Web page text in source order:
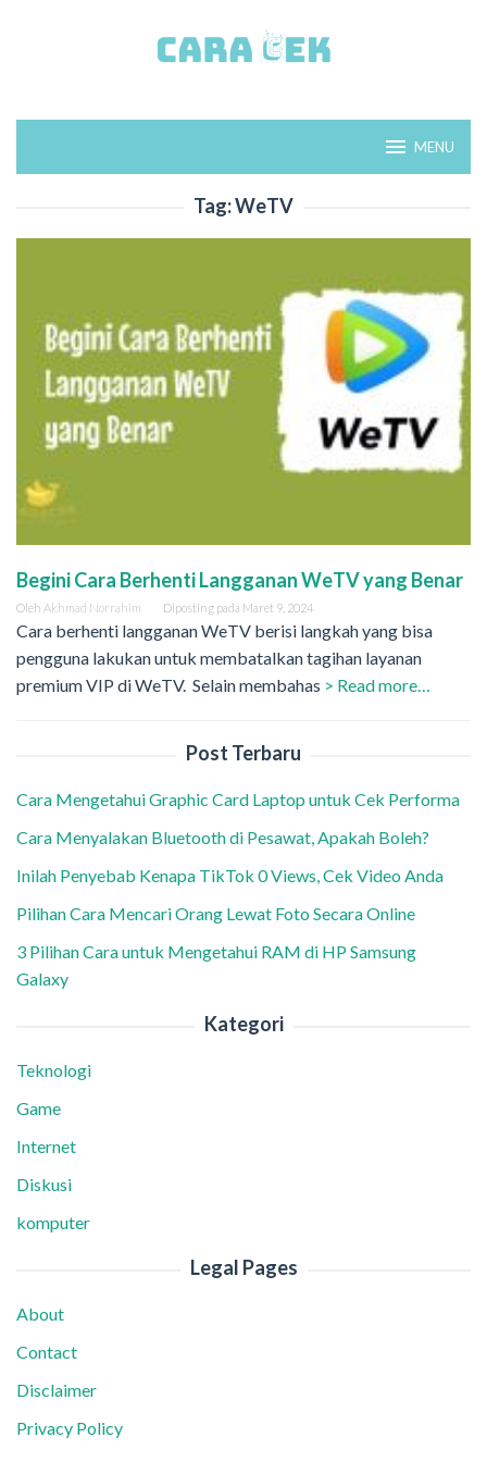
MENU
Tag:WeTV
Begini Cara Berhenti Langganan WeTV yang Benar
Oleh Akhmad Norrahim Diposting pada Maret 9, 2024
Cara berhenti langganan WeTV berisi langkah yang bisa
pengguna lakukan untuk membatalkan tagihan layanan
premium VIP di WeTV. Selain membahas > Read more…
Post Terbaru
Cara Mengetahui Graphic Card Laptop untuk Cek Performa
Cara Menyalakan Bluetooth di Pesawat, Apakah Boleh?
Inilah Penyebab Kenapa TikTok 0 Views, Cek Video Anda
Pilihan Cara Mencari Orang Lewat Foto Secara Online
3 Pilihan Cara untuk Mengetahui RAM di HP Samsung
Galaxy
Kategori
Teknologi
Game
Internet
Diskusi
komputer
Legal Pages
About
Contact
Disclaimer
Privacy Policy